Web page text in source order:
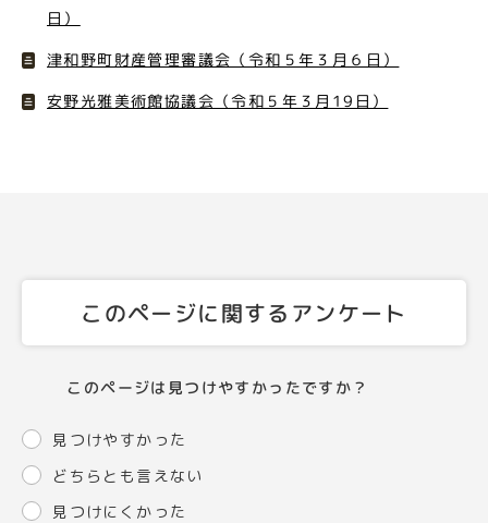
日）
津和野町財産管理審議会（令和５年３月６日）
安野光雅美術館協議会（令和５年３月19日）
このページに関するアンケート
このページは見つけやすかったですか？
見つけやすかった
どちらとも言えない
見つけにくかった